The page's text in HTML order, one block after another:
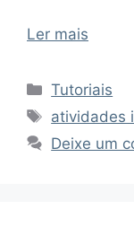
Ler mais
Categorias
Tutoriais
Tags
atividades
Deixe um